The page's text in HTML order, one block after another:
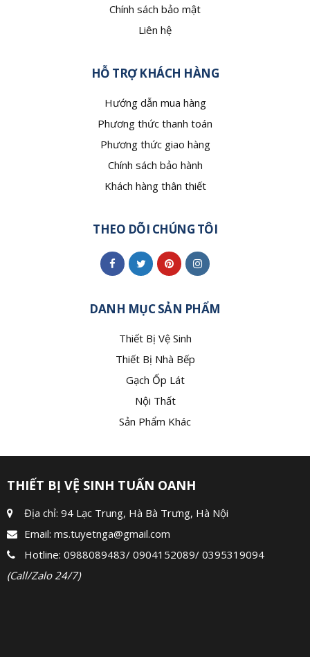
Chính sách bảo mật
Liên hệ
HỖ TRỢ KHÁCH HÀNG
Hướng dẫn mua hàng
Phương thức thanh toán
Phương thức giao hàng
Chính sách bảo hành
Khách hàng thân thiết
THEO DÕI CHÚNG TÔI
DANH MỤC SẢN PHẨM
Thiết Bị Vệ Sinh
Thiết Bị Nhà Bếp
Gạch Ốp Lát
Nội Thất
Sản Phẩm Khác
THIẾT BỊ VỆ SINH TUẤN OANH
Địa chỉ: 94 Lạc Trung, Hà Bà Trưng, Hà Nội
Email: ms.tuyetnga@gmail.com
Hotline: 0988089483/ 0904152089/ 0395319094
(Call/Zalo 24/7)